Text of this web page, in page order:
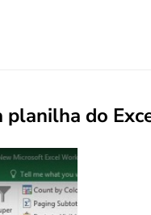
planilha do